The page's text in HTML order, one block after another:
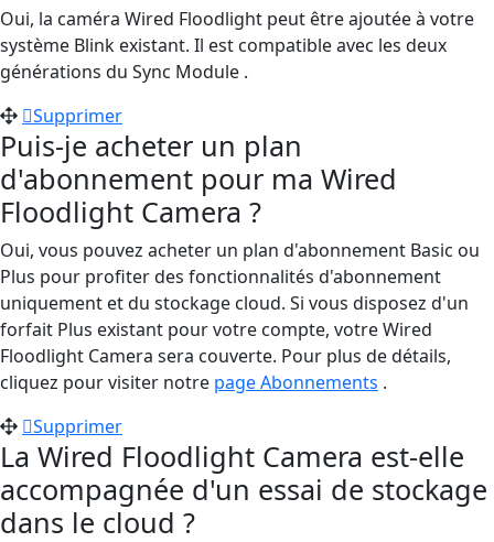
Oui, la caméra Wired Floodlight peut être ajoutée à votre
système Blink existant. Il est compatible avec les deux
générations du Sync Module .
Supprimer
Puis-je acheter un plan
d'abonnement pour ma Wired
Floodlight Camera ?
Oui, vous pouvez acheter un plan d'abonnement Basic ou
Plus pour profiter des fonctionnalités d'abonnement
uniquement et du stockage cloud. Si vous disposez d'un
forfait Plus existant pour votre compte, votre Wired
Floodlight Camera sera couverte. Pour plus de détails,
cliquez pour visiter notre page Abonnements .
Supprimer
La Wired Floodlight Camera est-elle
accompagnée d'un essai de stockage
dans le cloud ?